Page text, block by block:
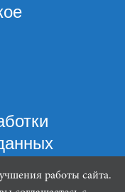
работы сайта.